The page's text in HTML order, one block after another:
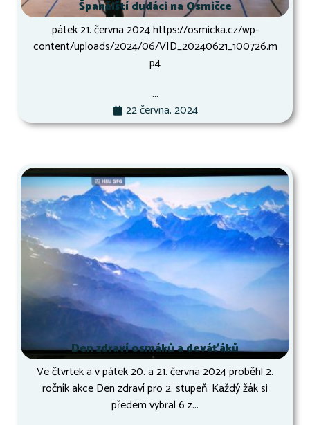
Španělští dudáci na Osmičce
pátek 21. června 2024 https://osmicka.cz/wp-
content/uploads/2024/06/VID_20240621_100726.m
p4
...
22 června, 2024
Den zdraví osmáků a deváťáků
Ve čtvrtek a v pátek 20. a 21. června 2024 proběhl 2.
ročník akce Den zdraví pro 2. stupeň. Každý žák si
předem vybral 6 z...